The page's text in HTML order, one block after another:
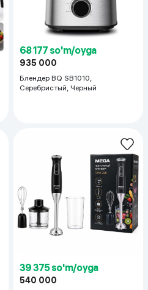
68 177 so'm/oyga
935 000
Блендер BQ SB1010,
Серебристый, Черный
39 375 so'm/oyga
540 000